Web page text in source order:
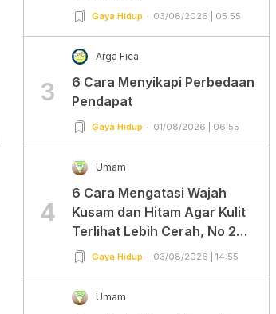
Gaya Hidup 03/08/2026 | 05:55
3
Arga Fica
6 Cara Menyikapi Perbedaan
Pendapat
Gaya Hidup 01/08/2026 | 06:55
4
Umam
6 Cara Mengatasi Wajah
Kusam dan Hitam Agar Kulit
Terlihat Lebih Cerah, No 2
Gampang Banget dan Mudah
Gaya Hidup 03/08/2026 | 14:55
Umam